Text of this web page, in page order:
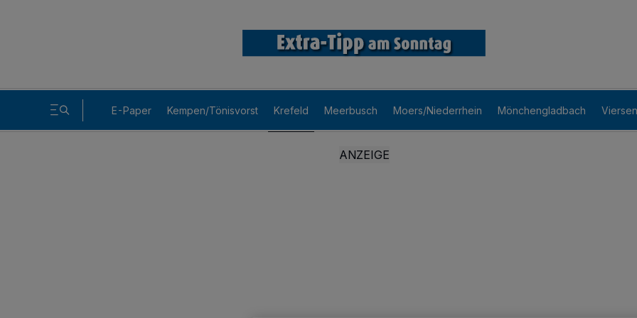
E-Paper Kempen/Tönisvorst Krefeld Meerbusch Moers/Niederrhein Mönchengladbach Viersen